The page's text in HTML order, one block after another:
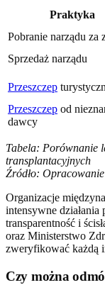
Praktyka
Pobranie narządu za
Sprzedaż narządu
Przeszczep
Przeszczep od
dawcy
Tabela: Porównanie
transplantacyjnych
Źródło:
Organizacje
intensywne
transparentność i
oraz Ministerstwo
zweryfikować każdą
Czy można